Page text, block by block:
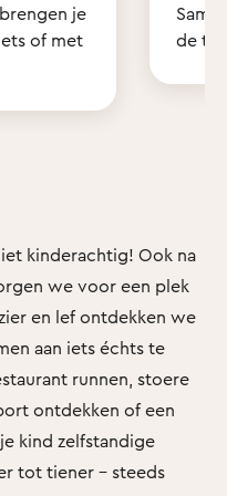
je
of met
de
kinderachtig! Ook na
we voor een plek
en lef ontdekken we
aan iets échts te
runnen, stoere
ontdekken of een
kind zelfstandige
tot tiener - steeds